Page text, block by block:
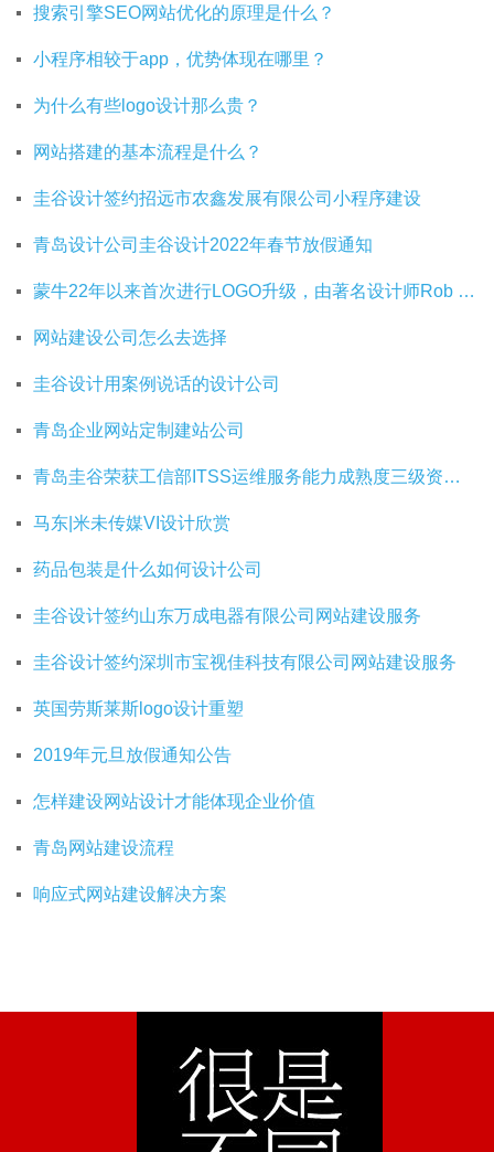
搜索引擎SEO网站优化的原理是什么？
小程序相较于app，优势体现在哪里？
为什么有些logo设计那么贵？
网站搭建的基本流程是什么？
圭谷设计签约招远市农鑫发展有限公司小程序建设
青岛设计公司圭谷设计2022年春节放假通知
蒙牛22年以来首次进行LOGO升级，由著名设计师Rob Janoff操刀
网站建设公司怎么去选择
圭谷设计用案例说话的设计公司
青岛企业网站定制建站公司
青岛圭谷荣获工信部ITSS运维服务能力成熟度三级资质证书
马东|米未传媒VI设计欣赏
药品包装是什么如何设计公司
圭谷设计签约山东万成电器有限公司网站建设服务
圭谷设计签约深圳市宝视佳科技有限公司网站建设服务
英国劳斯莱斯logo设计重塑
2019年元旦放假通知公告
怎样建设网站设计才能体现企业价值
青岛网站建设流程
响应式网站建设解决方案